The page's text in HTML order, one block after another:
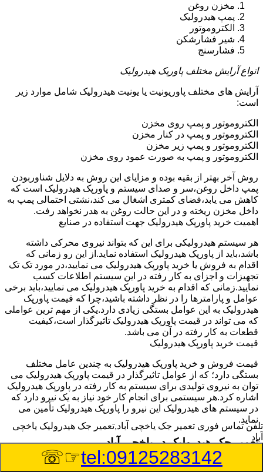
مخزن روغن
پمپ هیدرولیک
الکتروموتور
شیر فشارشکن
فشارسنج
انواع آرایش مختلف پاورپک هیدرولیک
آرایش های مختلف پاوریونیت یا یونیت هیدرولیک شامل موارد زیر
است:
الکتروموتور و پمپ روی مخزن
الکتروموتور و پمپ در کنار مخزن
الکتروموتور و پمپ زیر مخزن
الکتروموتور و پمپ به صورت عمود روی مخزن
روش آخر بهتر از بقیه بوده و مزایای این روش به دلایل شناوربودن
پمپ داخل روغن،سر و صدای سیستم و پاورپک هیدرولیک است که
کاهش می یابد،فضای کمتری اشغال می کند،نشتی احتمالی پمپ به
داخل مخزن ریخته و در این حالت روغن به هدر نخواهد رفت.
اهمیت خرید پاورپک هیدرولیک جهت استفاده در صنایع
هر سیستم هیدرولیکی برای این که بتواند نیروی محرکی داشته
باشد،باید از پاورپک هیدرولیک استفاده نماید.از این رو زمانی که
اقدام به فروش یا خرید پاورپک هیدرولیک می نمایید،در مورد تک تک
تجهیزات و اجزای به کار رفته در این سیستم اطلاعات کسب
نمایید.زمانی که اقدام به خرید پاورپک هیدرولیک می نمایید،باید برخی
عوامل و پارامترها را در نظر داشته باشید،چرا که قیمت پاورپک
هیدرولیک به این عوامل بستگی زیادی دارد.یکی از مهم ترین عواملی
که می تواند در قیمت پاورپک هیدرولیک تاثیرگذار است،کیفیت
قطعات به کار رفته در آن می باشد.
قیمت خرید پاورپک هیدرولیک
قیمت فروش و خرید پاورپک هیدرولیک به چندین عامل مختلف
بستگی دارد؛ که از عوامل تاثیرگذار در قیمت پاورپک هیدرولیک می
توان به نیروی تولیدی برای سیستم به کار رفته در پاورپک هیدرولیک
اشاره کرد.هر سیستمی برای انجام کار خود نیاز به یک نیرو دارد که
در سیستم های هیدرولیک این نیرو را پاورپک هیدرولیک تأمین می
نماید.
تعمیر جک هیدرولیک در یاخچی آباد
وسیله‎ای که با عملکرد خود موجب بلند شدن اهرم و یا وزن سنگین
تلفن تماس فوری تعمیر جک یاخچی آباد,تعمیر جک هیدرولیک یاخچی
آباد
tel:09125283142
☞☏